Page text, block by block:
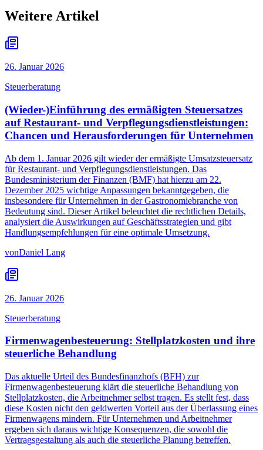
Weitere Artikel
26. Januar 2026
Steuerberatung
(Wieder-)Einführung des ermäßigten Steuersatzes
auf Restaurant- und Verpflegungsdienstleistungen:
Chancen und Herausforderungen für Unternehmen
Ab dem 1. Januar 2026 gilt wieder der ermäßigte Umsatzsteuersatz
für Restaurant- und Verpflegungsdienstleistungen. Das
Bundesministerium der Finanzen (BMF) hat hierzu am 22.
Dezember 2025 wichtige Anpassungen bekanntgegeben, die
insbesondere für Unternehmen in der Gastronomiebranche von
Bedeutung sind. Dieser Artikel beleuchtet die rechtlichen Details,
analysiert die Auswirkungen auf Geschäftsstrategien und gibt
Handlungsempfehlungen für eine optimale Umsetzung.
vonDaniel Lang
26. Januar 2026
Steuerberatung
Firmenwagenbesteuerung: Stellplatzkosten und ihre
steuerliche Behandlung
Das aktuelle Urteil des Bundesfinanzhofs (BFH) zur
Firmenwagenbesteuerung klärt die steuerliche Behandlung von
Stellplatzkosten, die Arbeitnehmer selbst tragen. Es stellt fest, dass
diese Kosten nicht den geldwerten Vorteil aus der Überlassung eines
Firmenwagens mindern. Für Unternehmen und Arbeitnehmer
ergeben sich daraus wichtige Konsequenzen, die sowohl die
Vertragsgestaltung als auch die steuerliche Planung betreffen.